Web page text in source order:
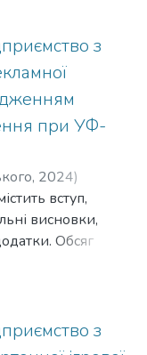
з
при УФ-
, 2024)
;
вступ,
висновки,
Обсяг
з
є розробка
з